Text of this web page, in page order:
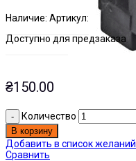
Наличие: Артикул:
Доступно для предзаказа
₴150.00
Количество
В корзину
Добавить в список желаний
Сравнить